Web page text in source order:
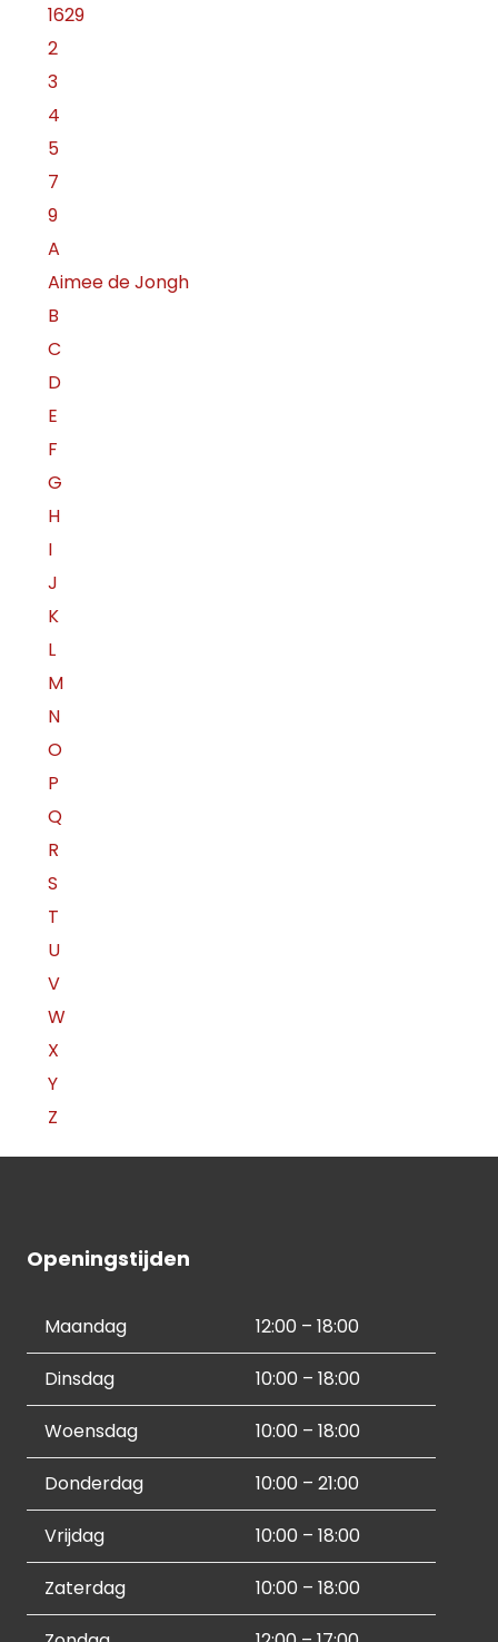
1629
2
3
4
5
7
9
A
Aimee de Jongh
B
C
D
E
F
G
H
I
J
K
L
M
N
O
P
Q
R
S
T
U
V
W
X
Y
Z
Openingstijden
Maandag 12:00 – 18:00
Dinsdag 10:00 – 18:00
Woensdag 10:00 – 18:00
Donderdag 10:00 – 21:00
Vrijdag 10:00 – 18:00
Zaterdag 10:00 – 18:00